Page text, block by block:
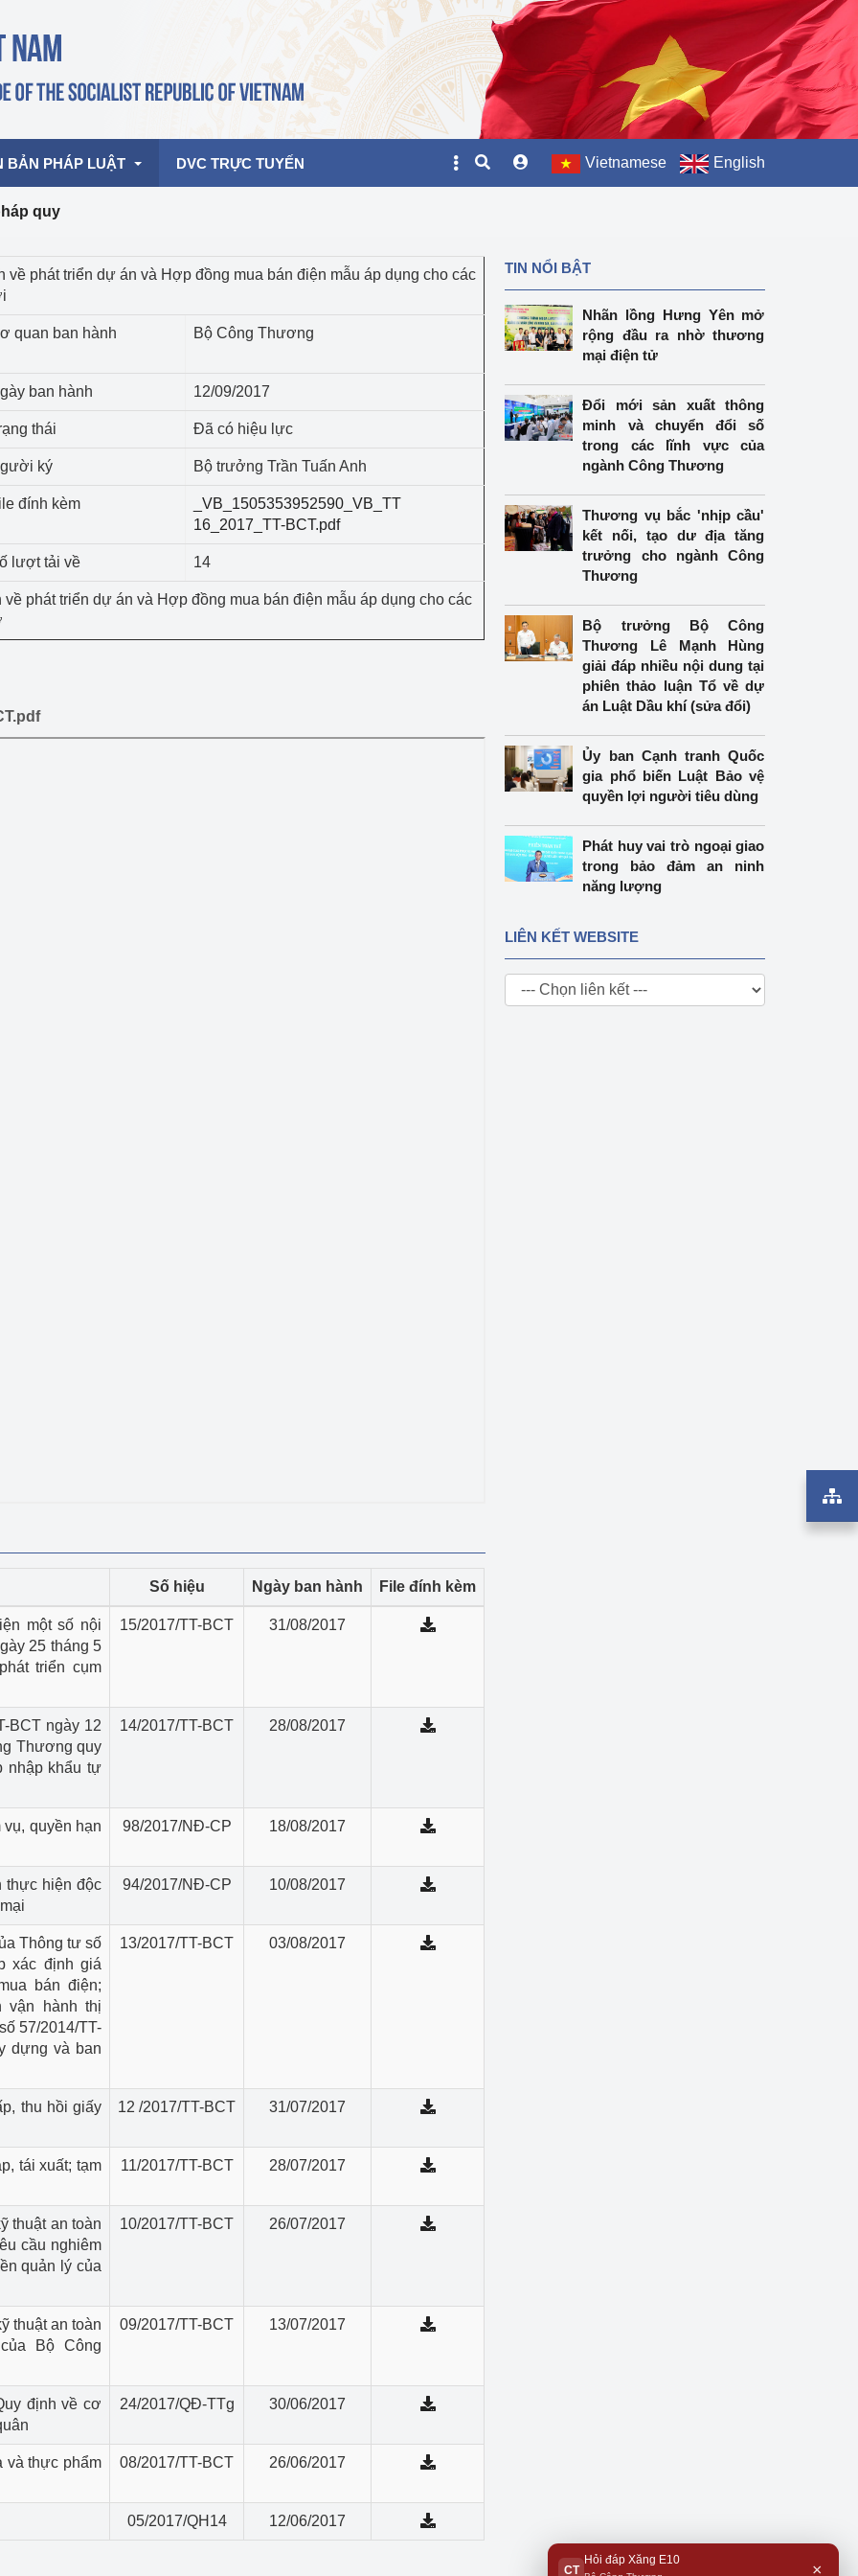
Hoạt động của lãnh đạo Đảng, Nhà
nước
Hoạt động của Lãnh đạo Bộ
Thương
2026
luận
Họp báo
Thông cáo báo chí
Lâm Thủy sản
lực
động thuộc thẩm quyền quản lý của
Thương
BẢN PHÁP LUẬT
pháp quy
điều hành
bản hợp nhất
DVC TRỰC TUYẾN Vietnamese English
quy
về phát triển dự án và Hợp đồng mua bán điện mẫu áp dụng cho các
quan ban hành Bộ Công Thương
ban hành 12/09/2017
thái Đã có hiệu lực
ký Bộ trưởng Trần Tuấn Anh
đính kèm
_VB_1505353952590_VB_TT
16_2017_TT-BCT.pdf
lượt tải về 14
phát triển dự án và Hợp đồng mua bán điện mẫu áp dụng cho các
Số hiệu Ngày ban hành File đính kèm
một số nội
25 tháng 5
triển cụm
15/2017/TT-BCT 31/08/2017
BCT ngày 12
Thương quy
nhập khẩu tự
14/2017/TT-BCT 28/08/2017
quyền hạn
98/2017/NĐ-CP 18/08/2017
thực hiện độc
94/2017/NĐ-CP 10/08/2017
Thông tư số
xác định giá
bán điện;
vận hành thị
57/2014/TT-
dựng và ban
13/2017/TT-BCT 03/08/2017
thu hồi giấy
12 /2017/TT-BCT 31/07/2017
tái xuất; tạm
11/2017/TT-BCT 28/07/2017
thuật an toàn
cầu nghiêm
quản lý của
10/2017/TT-BCT 26/07/2017
thuật an toàn
Bộ Công
09/2017/TT-BCT 13/07/2017
định về cơ
24/2017/QĐ-TTg 30/06/2017
và thực phẩm
08/2017/TT-BCT 26/06/2017
05/2017/QH14 12/06/2017
TIN NỔI BẬT
Nhãn lồng Hưng Yên mở
rộng đầu ra nhờ thương
mại điện tử
Đổi mới sản xuất thông
minh và chuyển đổi số
trong các lĩnh vực của
ngành Công Thương
Thương vụ bắc 'nhịp cầu'
kết nối, tạo dư địa tăng
trưởng cho ngành Công
Thương
Bộ trưởng Bộ Công
Thương Lê Mạnh Hùng
giải đáp nhiều nội dung tại
phiên thảo luận Tổ về dự
án Luật Dầu khí (sửa đổi)
Ủy ban Cạnh tranh Quốc
gia phổ biến Luật Bảo vệ
quyền lợi người tiêu dùng
Phát huy vai trò ngoại giao
trong bảo đảm an ninh
năng lượng
LIÊN KẾT WEBSITE
CT
Hỏi đáp Xăng E10
×